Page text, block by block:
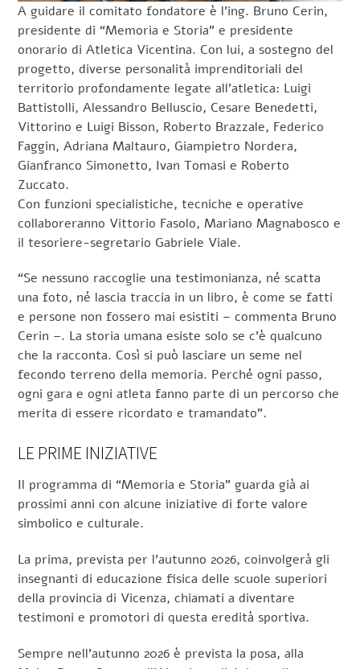
A guidare il comitato fondatore è l’ing. Bruno Cerin,
presidente di “Memoria e Storia” e presidente
onorario di Atletica Vicentina. Con lui, a sostegno del
progetto, diverse personalità imprenditoriali del
territorio profondamente legate all’atletica: Luigi
Battistolli, Alessandro Belluscio, Cesare Benedetti,
Vittorino e Luigi Bisson, Roberto Brazzale, Federico
Faggin, Adriana Maltauro, Giampietro Nordera,
Gianfranco Simonetto, Ivan Tomasi e Roberto
Zuccato.
Con funzioni specialistiche, tecniche e operative
collaboreranno Vittorio Fasolo, Mariano Magnabosco e
il tesoriere-segretario Gabriele Viale.
“Se nessuno raccoglie una testimonianza, né scatta
una foto, né lascia traccia in un libro, è come se fatti
e persone non fossero mai esistiti – commenta Bruno
Cerin –. La storia umana esiste solo se c’è qualcuno
che la racconta. Così si può lasciare un seme nel
fecondo terreno della memoria. Perché ogni passo,
ogni gara e ogni atleta fanno parte di un percorso che
merita di essere ricordato e tramandato”.
LE PRIME INIZIATIVE
Il programma di “Memoria e Storia” guarda già ai
prossimi anni con alcune iniziative di forte valore
simbolico e culturale.
La prima, prevista per l’autunno 2026, coinvolgerà gli
insegnanti di educazione fisica delle scuole superiori
della provincia di Vicenza, chiamati a diventare
testimoni e promotori di questa eredità sportiva.
Sempre nell’autunno 2026 è prevista la posa, alla